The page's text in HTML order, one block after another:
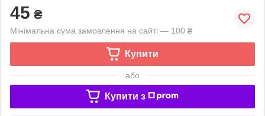
45 ₴
Мінімальна сума замовлення на сайті — 100 ₴
Купити
або
Купити з